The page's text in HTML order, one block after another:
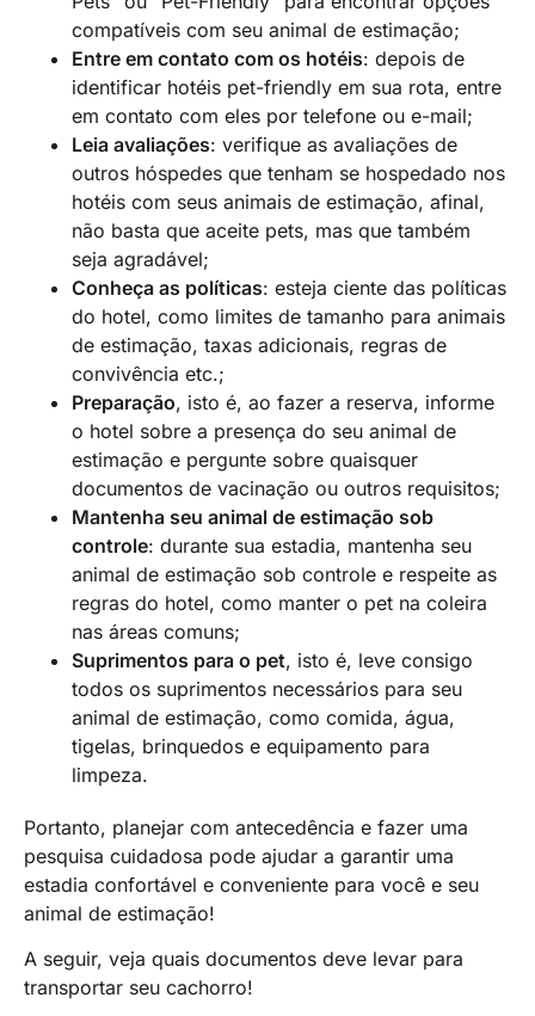
compatíveis com seu animal de estimação;
Entre em contato com os hotéis: depois de
identificar hotéis pet-friendly em sua rota, entre
em contato com eles por telefone ou e-mail;
Leia avaliações: verifique as avaliações de
outros hóspedes que tenham se hospedado nos
hotéis com seus animais de estimação, afinal,
não basta que aceite pets, mas que também
seja agradável;
Conheça as políticas: esteja ciente das políticas
do hotel, como limites de tamanho para animais
de estimação, taxas adicionais, regras de
convivência etc.;
Preparação, isto é, ao fazer a reserva, informe
o hotel sobre a presença do seu animal de
estimação e pergunte sobre quaisquer
documentos de vacinação ou outros requisitos;
Mantenha seu animal de estimação sob
controle: durante sua estadia, mantenha seu
animal de estimação sob controle e respeite as
regras do hotel, como manter o pet na coleira
nas áreas comuns;
Suprimentos para o pet, isto é, leve consigo
todos os suprimentos necessários para seu
animal de estimação, como comida, água,
tigelas, brinquedos e equipamento para
limpeza.
Portanto, planejar com antecedência e fazer uma
pesquisa cuidadosa pode ajudar a garantir uma
estadia confortável e conveniente para você e seu
animal de estimação!
A seguir, veja quais documentos deve levar para
transportar seu cachorro!